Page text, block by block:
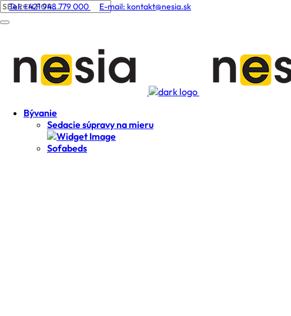
Tel: +421 948 779 000 E-mail: kontakt@nesia.sk
Bývanie
Sedacie súpravy na mieru
Sofabeds